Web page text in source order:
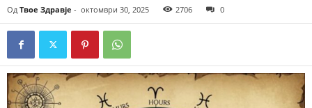
Од Твое Здравје - октомври 30, 2025 2706 0